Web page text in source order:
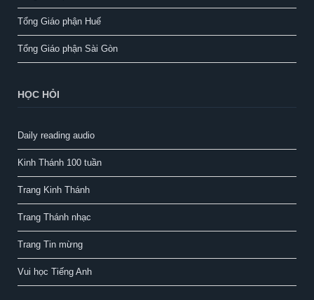
Tổng Giáo phận Huế
Tổng Giáo phận Sài Gòn
HỌC HỎI
Daily reading audio
Kinh Thánh 100 tuần
Trang Kinh Thánh
Trang Thánh nhạc
Trang Tin mừng
Vui học Tiếng Anh